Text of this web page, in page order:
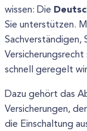
wissen: Die
Sie unterstützen.
Sachverständigen,
schnell geregelt
Dazu gehört das
Versicherungen,
die Einschaltung